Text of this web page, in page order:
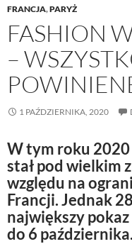
FRANCJA,PARYŻ
FASHION
–
1 PAŹDZIERNIKA, 2020
W tym roku 2020
stał pod wielkim
względu na
Francji. Jednak
największy
do 6